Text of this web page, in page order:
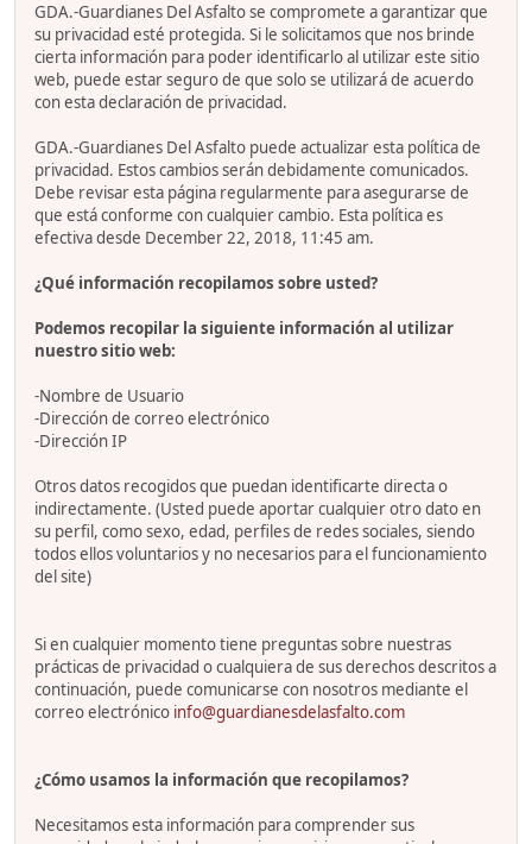
GDA.-Guardianes Del Asfalto se compromete a garantizar que
su privacidad esté protegida. Si le solicitamos que nos brinde
cierta información para poder identificarlo al utilizar este sitio
web, puede estar seguro de que solo se utilizará de acuerdo
con esta declaración de privacidad.
GDA.-Guardianes Del Asfalto puede actualizar esta política de
privacidad. Estos cambios serán debidamente comunicados.
Debe revisar esta página regularmente para asegurarse de
que está conforme con cualquier cambio. Esta política es
efectiva desde December 22, 2018, 11:45 am.
¿Qué información recopilamos sobre usted?
Podemos recopilar la siguiente información al utilizar
nuestro sitio web:
-Nombre de Usuario
-Dirección de correo electrónico
-Dirección IP
Otros datos recogidos que puedan identificarte directa o
indirectamente. (Usted puede aportar cualquier otro dato en
su perfil, como sexo, edad, perfiles de redes sociales, siendo
todos ellos voluntarios y no necesarios para el funcionamiento
del site)
Si en cualquier momento tiene preguntas sobre nuestras
prácticas de privacidad o cualquiera de sus derechos descritos a
continuación, puede comunicarse con nosotros mediante el
correo electrónico info@guardianesdelasfalto.com
¿Cómo usamos la información que recopilamos?
Necesitamos esta información para comprender sus